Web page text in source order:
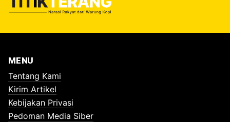
MENU
Tentang Kami
Kirim Artikel
Kebijakan Privasi
Pedoman Media Siber